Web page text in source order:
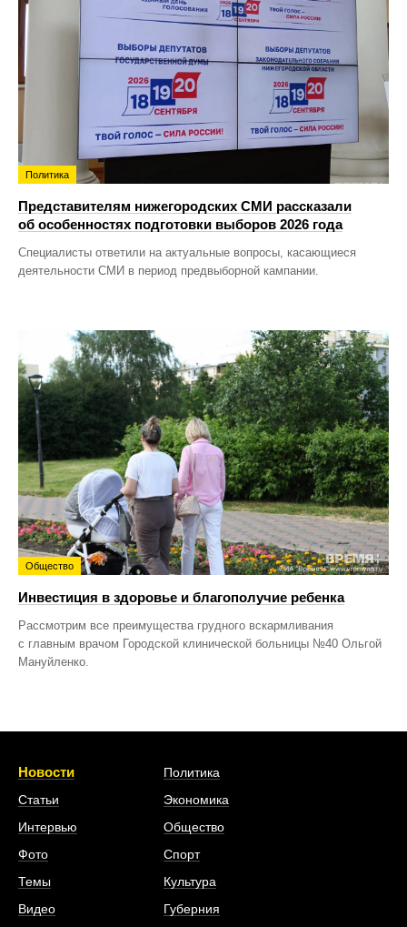
Политика
Представителям нижегородских СМИ рассказали
об особенностях подготовки выборов 2026 года
Специалисты ответили на актуальные вопросы, касающиеся
деятельности СМИ в период предвыборной кампании.
Общество
Инвестиция в здоровье и благополучие ребенка
Рассмотрим все преимущества грудного вскармливания
с главным врачом Городской клинической больницы №40 Ольгой
Мануйленко.
Новости
Статьи
Интервью
Фото
Темы
Видео
Политика
Экономика
Общество
Спорт
Культура
Губерния